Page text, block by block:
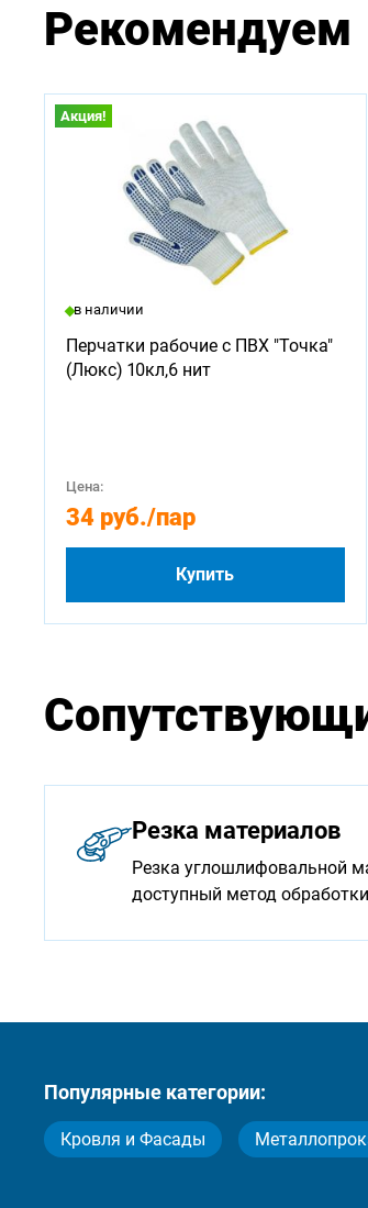
Рекомендуем
Акция!
в наличии
Перчатки рабочие с ПВХ "Точка"
(Люкс) 10кл,6 нит
Цена:
34 руб./пар
Купить
Резка материалов
Резка углошлифовальной
доступный метод
Популярные категории:
Кровля и Фасады